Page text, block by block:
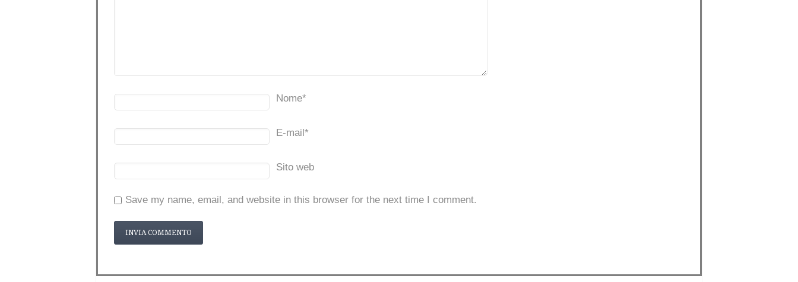
Nome*
E-mail *
Sito web
Save my name, email, and website in this browser for the next time I comment.